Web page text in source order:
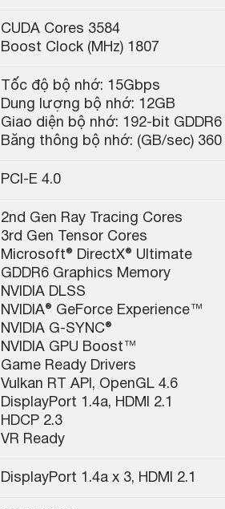
CUDA Cores 3584
Boost Clock (MHz) 1807
Tốc độ bộ nhớ: 15Gbps
Dung lượng bộ nhớ: 12GB
Giao diện bộ nhớ: 192-bit GDDR6
Băng thông bộ nhớ: (GB/sec) 360
PCI-E 4.0
2nd Gen Ray Tracing Cores
3rd Gen Tensor Cores
Microsoft® DirectX® Ultimate
GDDR6 Graphics Memory
NVIDIA DLSS
NVIDIA® GeForce Experience™
NVIDIA G-SYNC®
NVIDIA GPU Boost™
Game Ready Drivers
Vulkan RT API, OpenGL 4.6
DisplayPort 1.4a, HDMI 2.1
HDCP 2.3
VR Ready
DisplayPort 1.4a x 3, HDMI 2.1